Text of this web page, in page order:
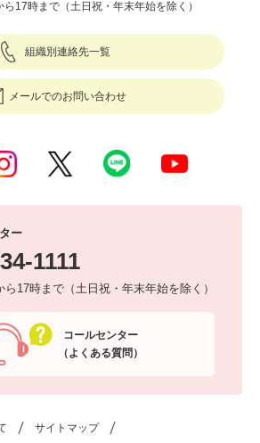
17時まで（土日祝・年末年始を除く）
組織別連絡先一覧
メールでのお問い合わせ
ー
1111
17時まで（土日祝・年末年始を除く）
コールセンター
（よくある質問）
サイトマップ